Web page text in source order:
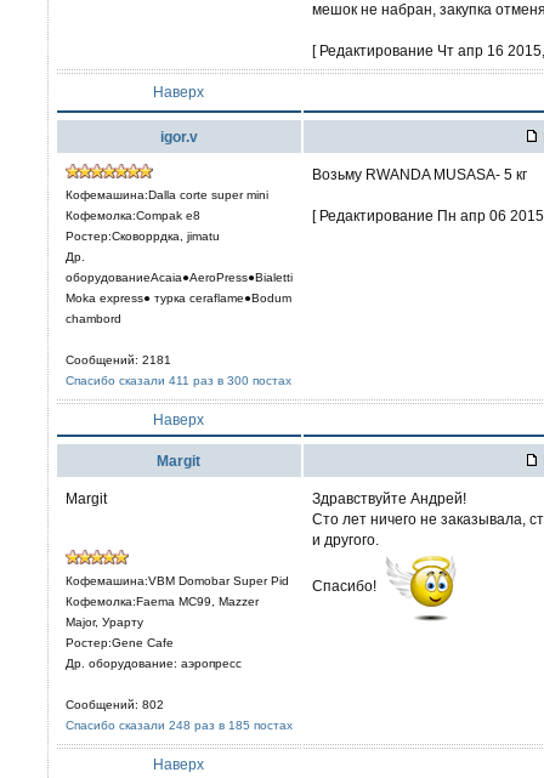
мешок не набран, закупка
[ Редактирование Чт апр 16
Наверх
igor.v
Кофемашина:Dalla corte super mini
Кофемолка:Compak e8
Ростер:Сковоррдка, jimatu
Др.
оборудованиеAcaia●AeroPress●Bialetti
Moka express● турка сeraflame●Bodum
chambord
Сообщений: 2181
Спасибо сказали 411 раз в 300 постах
Возьму RWANDA MUSASA- 5 кг
[ Редактирование Пн апр 06
Наверх
Margit
Margit
Кофемашина:VBM Domobar Super Pid
Кофемолка:Faema MC99, Mazzer
Major, Урарту
Ростер:Gene Cafe
Др. оборудование: аэропресс
Сообщений: 802
Спасибо сказали 248 раз в 185 постах
Здравствуйте Андрей!
Сто лет ничего не заказывала,
и другого.
Спасибо!
Наверх